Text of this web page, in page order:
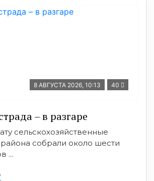
8 АВГУСТА 2026, 10:13 40
– в разгаре
сельскохозяйственные
собрали около шести
...